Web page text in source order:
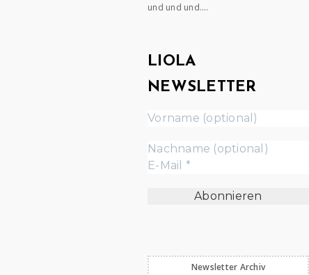
und und und….
LIOLA
NEWSLETTER
Newsletter Archiv